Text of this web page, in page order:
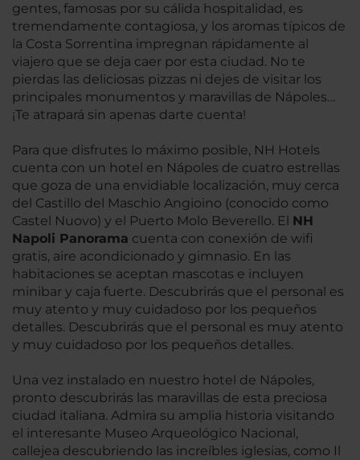
gentes, famosas por su cálida hospitalidad, es
tremendamente contagiosa, y los aromas típicos de
la Costa Sorrentina impregnan rápidamente al
viajero que se deja caer por esta ciudad. No te
pierdas las deliciosas pizzas ni dejes de visitar los
principales monumentos y maravillas de Nápoles…
¡Te atrapará sin apenas darte cuenta!
Para que disfrutes lo máximo posible, NH Hotels
cuenta con un hotel en Nápoles de cuatro estrellas
que goza de una envidiable localización, muy cerca
del Castillo del Maschio Angioino (conocido como
Castel Nuovo) y el Puerto Molo Beverello. El NH
Napoli Panorama cuenta con conexión de wifi
gratis, aire acondicionado y gimnasio. En las
habitaciones se aceptan mascotas e incluyen
minibar y caja fuerte. Descubrirás que el personal es
muy atento y muy cuidadoso por los pequeños
detalles. Descubrirás que el personal es muy atento
y muy cuidadoso por los pequeños detalles.
Una vez instalado en nuestro hotel de Nápoles,
pronto descubrirás las maravillas de esta preciosa
ciudad italiana. Admira su amplia historia visitando
el interesante Museo Arqueológico Nacional,
callejea descubriendo las increíbles iglesias, como Il